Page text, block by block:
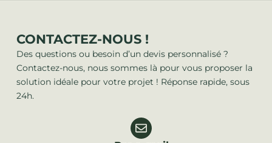
CONTACTEZ-NOUS !
Des questions ou besoin d’un devis personnalisé ?
Contactez-nous, nous sommes là pour vous proposer la
solution idéale pour votre projet ! Réponse rapide, sous
24h.